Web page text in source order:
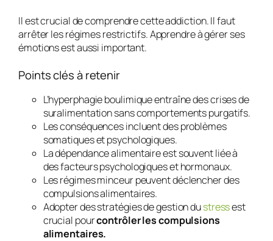
Il est crucial de comprendre cette addiction. Il faut
arrêter les régimes restrictifs. Apprendre à gérer ses
émotions est aussi important.
Points clés à retenir
L’hyperphagie boulimique entraîne des crises de
suralimentation sans comportements purgatifs.
Les conséquences incluent des problèmes
somatiques et psychologiques.
La dépendance alimentaire est souvent liée à
des facteurs psychologiques et hormonaux.
Les régimes minceur peuvent déclencher des
compulsions alimentaires.
Adopter des stratégies de gestion dustressest
crucial pourcontrôler les compulsions
alimentaires.